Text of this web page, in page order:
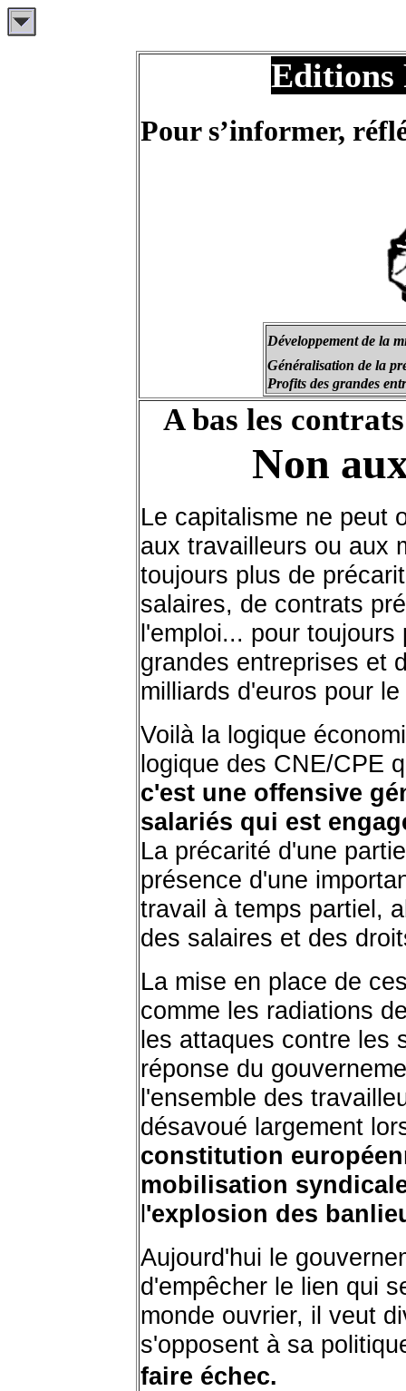
Editions
Pour s’informer,
Développement de la
Généralisation de la
Profits des grandes
A bas les
Non
Le capitalisme ne peut
aux travailleurs ou aux
toujours plus de
salaires, de contrats
l'emploi... pour
grandes entreprises et
milliards d'euros pour
Voilà la logique
logique des CNE/CPE
c'est une offensive
salariés qui est
La précarité d'une
présence d'une
travail à temps partiel,
des salaires et des
La mise en place de
comme les radiations
les attaques contre les
réponse du
l'ensemble des
désavoué largement
constitution
mobilisation
l'explosion des
Aujourd'hui le
d'empêcher le lien qui
monde ouvrier, il veut
s'opposent à sa
faire échec.